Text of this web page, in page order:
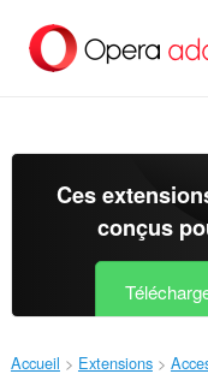
contenu
Ces
conçus
Accueil Extensions